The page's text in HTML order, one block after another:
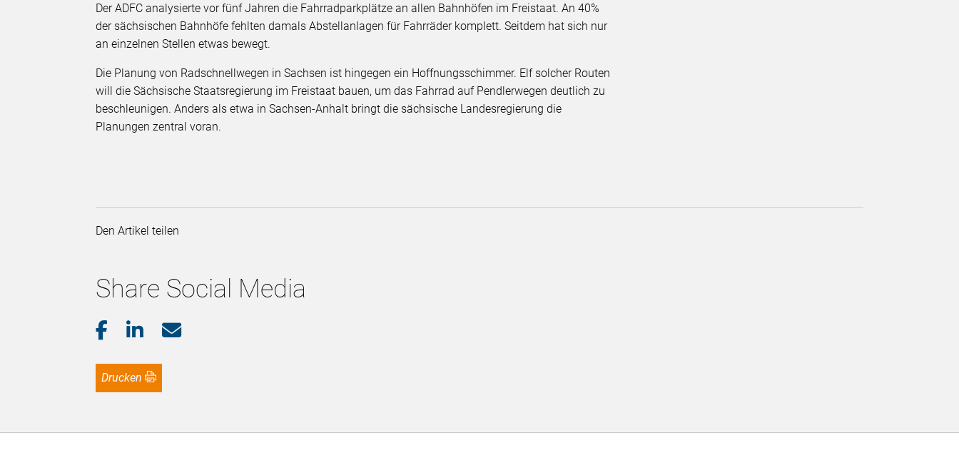
Der ADFC analysierte vor fünf Jahren die Fahrradparkplätze an allen Bahnhöfen im Freistaat. An 40%
der sächsischen Bahnhöfe fehlten damals Abstellanlagen für Fahrräder komplett. Seitdem hat sich nur
an einzelnen Stellen etwas bewegt.
Die Planung von Radschnellwegen in Sachsen ist hingegen ein Hoffnungsschimmer. Elf solcher Routen
will die Sächsische Staatsregierung im Freistaat bauen, um das Fahrrad auf Pendlerwegen deutlich zu
beschleunigen. Anders als etwa in Sachsen-Anhalt bringt die sächsische Landesregierung die
Planungen zentral voran.
Den Artikel teilen
Share Social Media
Drucken